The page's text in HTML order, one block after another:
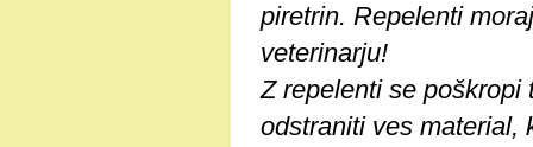
piretrin. Repelenti
veterinarju!
Z repelenti se poškropi
odstraniti ves material,